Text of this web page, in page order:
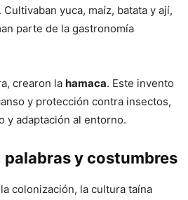
yuca, maíz, batata y ají,
parte de la gastronomía
crearon la hamaca. Este invento
y protección contra insectos,
y adaptación al entorno.
palabras y costumbres
colonización, la cultura taína